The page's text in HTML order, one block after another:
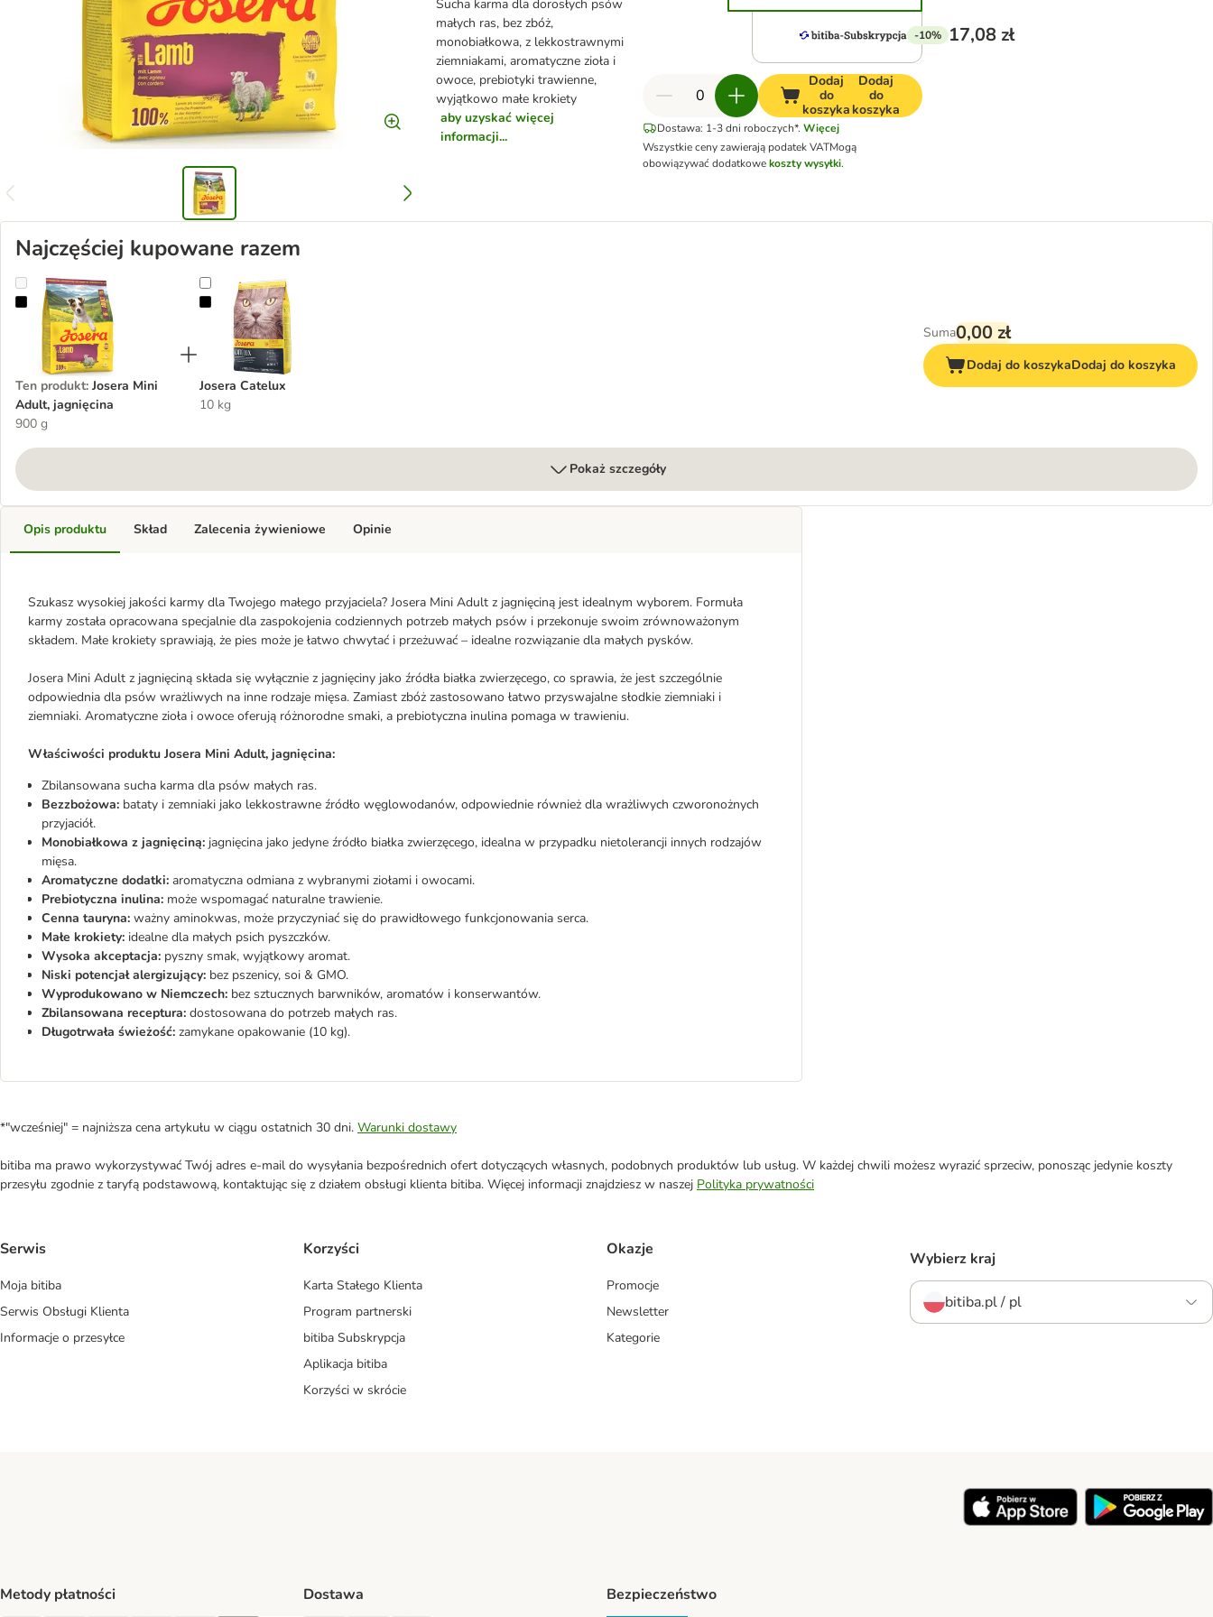
Sucha karma dla dorosłych psów
małych ras, bez zbóż,
monobiałkowa, z lekkostrawnymi
ziemniakami, aromatyczne zioła i
owoce, prebiotyki trawienne,
wyjątkowo małe krokiety
aby uzyskać więcej
informacji...
-10% 17,08 zł
Dodaj
do
koszyka
Dodaj
do
koszyka
Dostawa: 1-3 dni roboczych*. Więcej
Wszystkie ceny zawierają podatek VATMogą
obowiązywać dodatkowekoszty wysyłki.
Najczęściej kupowane razem
Josera Mini Adult, jagnięcina
Ten produkt: Josera Mini
Adult, jagnięcina
900 g
Josera Catelux
Josera Catelux
10 kg
Suma0,00 zł
Dodaj do koszykaDodaj do koszyka
Pokaż szczegóły
Opis produktu
Szukasz wysokiej jakości karmy dla Twojego małego przyjaciela? Josera Mini Adult z jagnięciną jest idealnym wyborem. Formuła
karmy została opracowana specjalnie dla zaspokojenia codziennych potrzeb małych psów i przekonuje swoim zrównoważonym
składem. Małe krokiety sprawiają, że pies może je łatwo chwytać i przeżuwać – idealne rozwiązanie dla małych pysków.
Josera Mini Adult z jagnięciną składa się wyłącznie z jagnięciny jako źródła białka zwierzęcego, co sprawia, że jest szczególnie
odpowiednia dla psów wrażliwych na inne rodzaje mięsa. Zamiast zbóż zastosowano łatwo przyswajalne słodkie ziemniaki i
ziemniaki. Aromatyczne zioła i owoce oferują różnorodne smaki, a prebiotyczna inulina pomaga w trawieniu.
Właściwości produktu Josera Mini Adult, jagnięcina:
Zbilansowana sucha karma dla psów małych ras.
Bezzbożowa: bataty i zemniaki jako lekkostrawne źródło węglowodanów, odpowiednie również dla wrażliwych czworonożnych
przyjaciół.
Monobiałkowa z jagnięciną: jagnięcina jako jedyne źródło białka zwierzęcego, idealna w przypadku nietolerancji innych rodzajów
mięsa.
Aromatyczne dodatki: aromatyczna odmiana z wybranymi ziołami i owocami.
Prebiotyczna inulina: może wspomagać naturalne trawienie.
Cenna tauryna: ważny aminokwas, może przyczyniać się do prawidłowego funkcjonowania serca.
Małe krokiety: idealne dla małych psich pyszczków.
Wysoka akceptacja: pyszny smak, wyjątkowy aromat.
Niski potencjał alergizujący: bez pszenicy, soi & GMO.
Wyprodukowano w Niemczech: bez sztucznych barwników, aromatów i konserwantów.
Zbilansowana receptura: dostosowana do potrzeb małych ras.
Długotrwała świeżość: zamykane opakowanie (10 kg).
Skład Zalecenia żywieniowe Opinie
*"wcześniej" = najniższa cena artykułu w ciągu ostatnich 30 dni. Warunki dostawy
bitiba ma prawo wykorzystywać Twój adres e-mail do wysyłania bezpośrednich ofert dotyczących własnych, podobnych produktów lub usług. W każdej chwili możesz wyrazić sprzeciw, ponosząc jedynie koszty
przesyłu zgodnie z taryfą podstawową, kontaktując się z działem obsługi klienta bitiba. Więcej informacji znajdziesz w naszej Polityka prywatności
Serwis
Moja bitiba
Serwis Obsługi Klienta
Informacje o przesyłce
Korzyści
Karta Stałego Klienta
Program partnerski
bitiba Subskrypcja
Aplikacja bitiba
Korzyści w skrócie
Okazje
Promocje
Newsletter
Kategorie
Wybierz kraj
bitiba.pl / pl
Metody płatności Dostawa Bezpieczeństwo